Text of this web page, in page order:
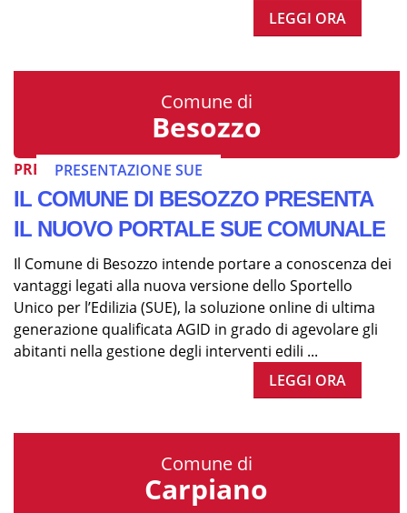
LEGGI ORA
PRESENTAZIONE SUE
Comune di
Besozzo
PRESENTAZIONE SUE
IL COMUNE DI BESOZZO PRESENTA
IL NUOVO PORTALE SUE COMUNALE
Il Comune di Besozzo intende portare a conoscenza dei
vantaggi legati alla nuova versione dello Sportello
Unico per l’Edilizia (SUE), la soluzione online di ultima
generazione qualificata AGID in grado di agevolare gli
abitanti nella gestione degli interventi edili ...
LEGGI ORA
Comune di
Carpiano